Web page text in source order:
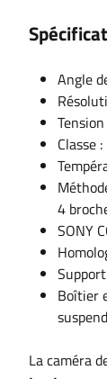
Angle
Classe
4
SONY
Boîtier
La caméra